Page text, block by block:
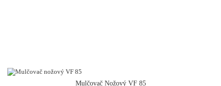
Mulčovač Nožový VF 85